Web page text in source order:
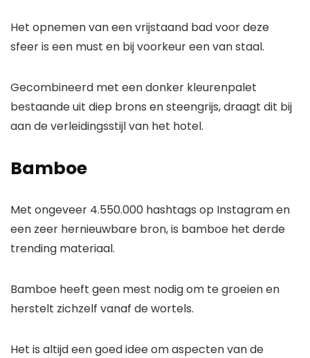
Het opnemen van een vrijstaand bad voor deze
sfeer is een must en bij voorkeur een van staal.
Gecombineerd met een donker kleurenpalet
bestaande uit diep brons en steengrijs, draagt ​​dit bij
aan de verleidingsstijl van het hotel.
Bamboe
Met ongeveer 4.550.000 hashtags op Instagram en
een zeer hernieuwbare bron, is bamboe het derde
trending materiaal.
Bamboe heeft geen mest nodig om te groeien en
herstelt zichzelf vanaf de wortels.
Het is altijd een goed idee om aspecten van de